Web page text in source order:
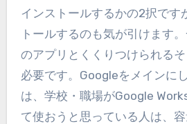
インストールするかの2択です
トールするのも気が引けます
のアプリとくくりつけられる
必要です。Googleをメインに
は、学校・職場がGoogle
て使おうと思っている人は、